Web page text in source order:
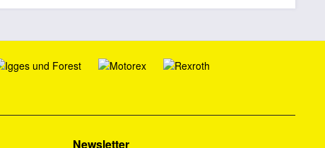
Newsletter